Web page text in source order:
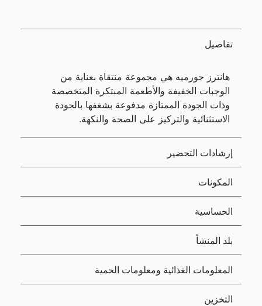
تفاصيل
هانترز جورميه هي مجموعة منتقاة بعناية من
الوجبات الخفيفة والأطعمة المبتكرة المتخصصة
وذات الجودة الممتازة مدفوعة بشغفها بالجودة
الاستثنائية والتركيز على الصحة والنكهة.
إرشادات التحضير
المكونات
الحساسية
بلد المنشأ
المعلومات الغذائية ومعلومات الحمية
التخزين